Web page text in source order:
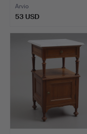
Arvio
53 USD